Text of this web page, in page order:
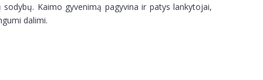
Kaimo gyvenimą pagyvina ir patys lankytojai,
dalimi.